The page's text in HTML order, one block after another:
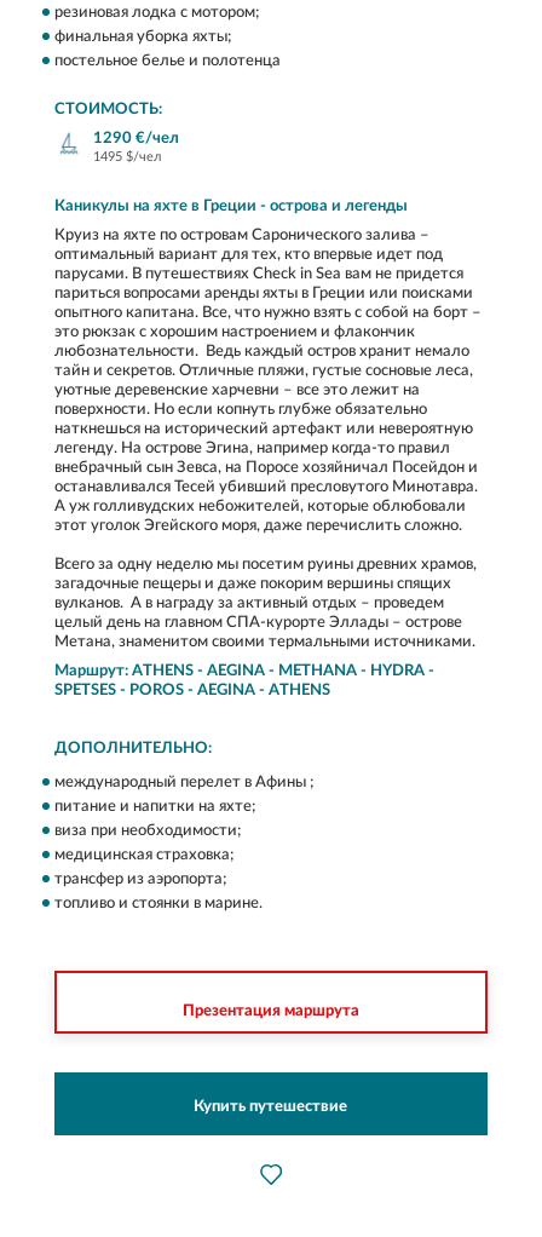
резиновая лодка c мотором;
финальная уборка яхты;
постельное белье и полотенца
СТОИМОСТЬ:
1290 €/чел
1495 $/чел
Каникулы на яхте в Греции - острова и легенды
Круиз на яхте по островам Саронического залива –
оптимальный вариант для тех, кто впервые идет под
парусами. В путешествиях Check in Sea вам не придется
париться вопросами аренды яхты в Греции или поисками
опытного капитана. Все, что нужно взять с собой на борт –
это рюкзак с хорошим настроением и флакончик
любознательности. Ведь каждый остров хранит немало
тайн и секретов. Отличные пляжи, густые сосновые леса,
уютные деревенские харчевни – все это лежит на
поверхности. Но если копнуть глубже обязательно
наткнешься на исторический артефакт или невероятную
легенду. На острове Эгина, например когда-то правил
внебрачный сын Зевса, на Поросе хозяйничал Посейдон и
останавливался Тесей убивший пресловутого Минотавра.
А уж голливудских небожителей, которые облюбовали
этот уголок Эгейского моря, даже перечислить сложно.
Всего за одну неделю мы посетим руины древних храмов,
загадочные пещеры и даже покорим вершины спящих
вулканов. А в награду за активный отдых – проведем
целый день на главном СПА-курорте Эллады – острове
Метана, знаменитом своими термальными источниками.
Маршрут: ATHENS - AEGINA - METHANA - HYDRA -
SPETSES - POROS - AEGINA - ATHENS
ДОПОЛНИТЕЛЬНО:
международный перелет в Афины ;
питание и напитки на яхте;
виза при необходимости;
медицинская страховка;
трансфер из аэропорта;
топливо и стоянки в марине.
Презентация маршрута
Купить путешествие